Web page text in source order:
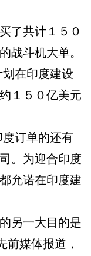
了共计１５０
战斗机大单。
在印度建设
１５０亿美元
订单的还有
。为迎合印度
允诺在印度建
另一大目的是
前媒体报道，